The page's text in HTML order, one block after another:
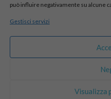
può influire negativamente su alcune
Gestisci servizi
Visualizza
Find us here:
sito realizzato da